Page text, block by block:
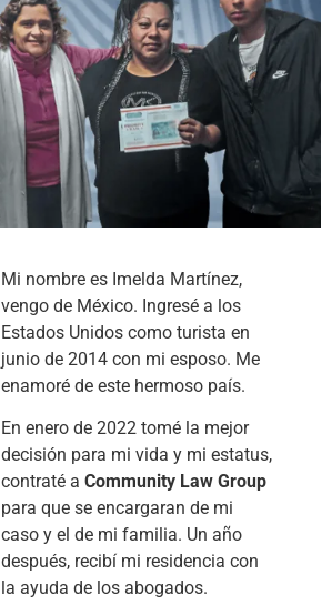
Mi nombre es Imelda Martínez,
vengo de México. Ingresé a los
Estados Unidos como turista en
junio de 2014 con mi esposo. Me
enamoré de este hermoso país.
En enero de 2022 tomé la mejor
decisión para mi vida y mi estatus,
contraté a Community Law Group
para que se encargaran de mi
caso y el de mi familia. Un año
después, recibí mi residencia con
la ayuda de los abogados.